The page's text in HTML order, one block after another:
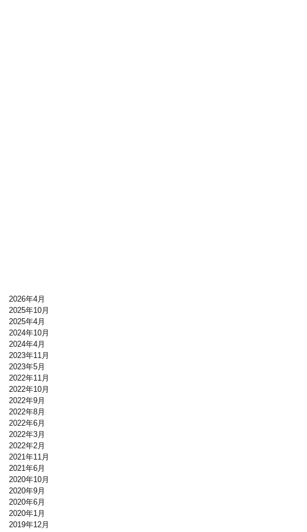
2026年4月
2025年10月
2025年4月
2024年10月
2024年4月
2023年11月
2023年5月
2022年11月
2022年10月
2022年9月
2022年8月
2022年6月
2022年3月
2022年2月
2021年11月
2021年6月
2020年10月
2020年9月
2020年6月
2020年1月
2019年12月